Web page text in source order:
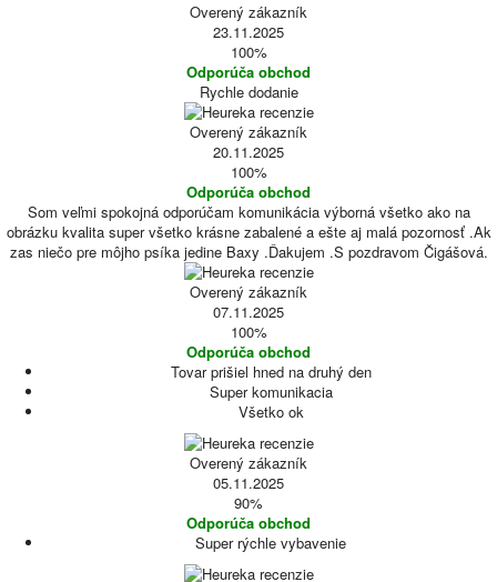
Overený zákazník
23.11.2025
100%
Odporúča obchod
Rychle dodanie
Overený zákazník
20.11.2025
100%
Odporúča obchod
Som veľmi spokojná odporúčam komunikácia výborná všetko ako na
obrázku kvalita super všetko krásne zabalené a ešte aj malá pozornosť .Ak
zas niečo pre môjho psíka jedine Baxy .Ďakujem .S pozdravom Čigášová.
Overený zákazník
07.11.2025
100%
Odporúča obchod
Tovar prišiel hned na druhý den
Super komunikacia
Všetko ok
Overený zákazník
05.11.2025
90%
Odporúča obchod
Super rýchle vybavenie